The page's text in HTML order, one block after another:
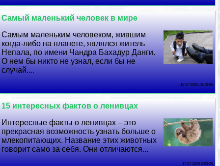
Самый маленький человек в мире
Самым маленьким человеком, жившим
когда-либо на планете, являлся житель
Непала, по имени Чандра Бахадур Данги.
О нем бы никто не узнал, если бы не
случай....
18 07 2026 16:15:56
15 интересных фактов о ленивцах
Интересные факты о ленивцах – это
прекрасная возможность узнать больше о
млекопитающих. Название этих животных
говорит само за себя. Они отличаются...
17 07 2026 0:53:26